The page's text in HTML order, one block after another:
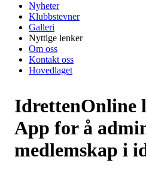
Nyheter
Klubbstevner
Galleri
Nyttige lenker
Om oss
Kontakt oss
Hovedlaget
IdrettenOnline
App for å
medlemskap i